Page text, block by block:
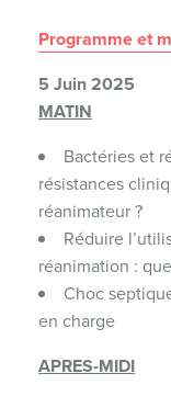
Programme et
5 Juin 2025
MATIN
Bactéries et
résistances
réanimateur ?
Réduire
réanimation :
Choc
en charge
APRES-MIDI